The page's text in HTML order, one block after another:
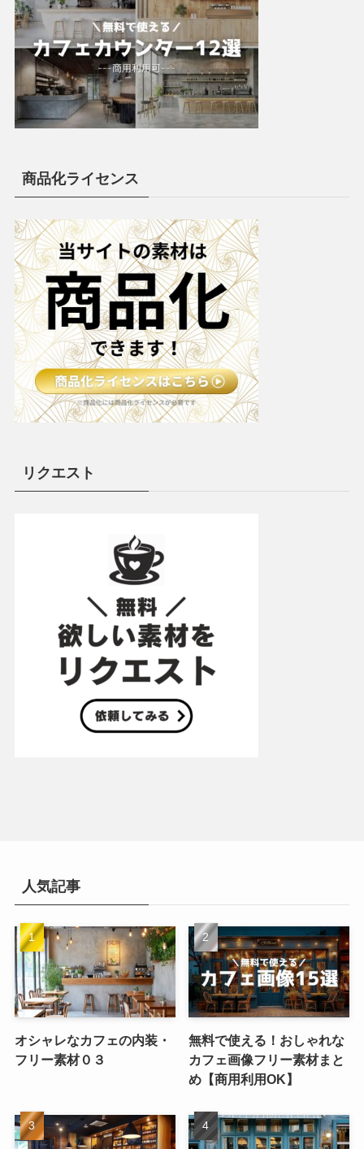
商品化ライセンス
リクエスト
人気記事
オシャレなカフェの内装・
フリー素材０３
無料で使える！おしゃれな
カフェ画像フリー素材まと
め【商用利用OK】